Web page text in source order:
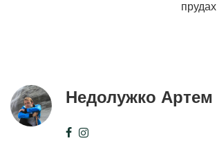
прудах
Недолужко Артем